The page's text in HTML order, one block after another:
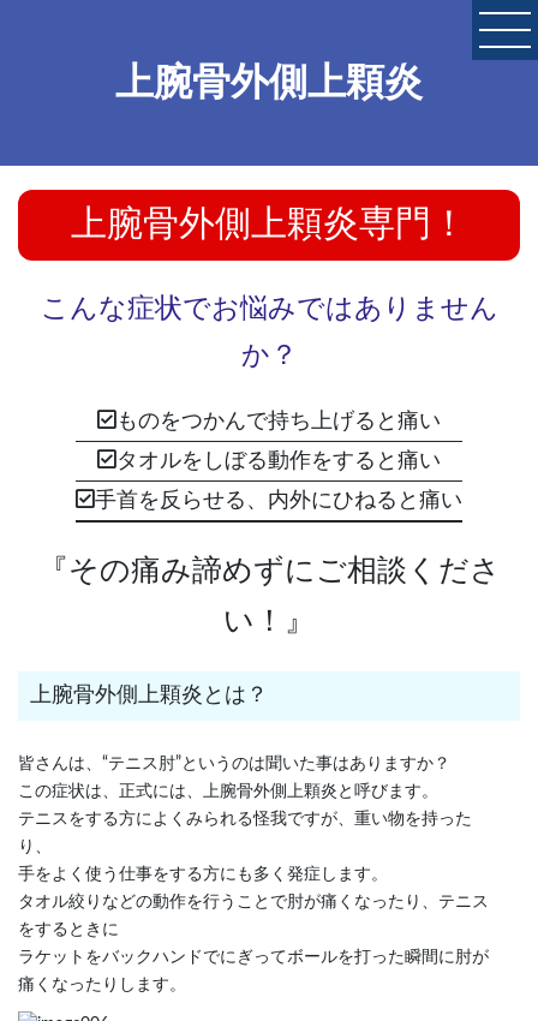
上腕骨外側上顆炎
上腕骨外側上顆炎専門！
こんな症状でお悩みではありません
か？
ものをつかんで持ち上げると痛い
タオルをしぼる動作をすると痛い
手首を反らせる、内外にひねると痛い
『その痛み諦めずにご相談くださ
い！』
上腕骨外側上顆炎とは？
皆さんは、“テニス肘”というのは聞いた事はありますか？
この症状は、正式には、上腕骨外側上顆炎と呼びます。
テニスをする方によくみられる怪我ですが、重い物を持った
り、
手をよく使う仕事をする方にも多く発症します。
タオル絞りなどの動作を行うことで肘が痛くなったり、テニス
をするときに
ラケットをバックハンドでにぎってボールを打った瞬間に肘が
痛くなったりします。